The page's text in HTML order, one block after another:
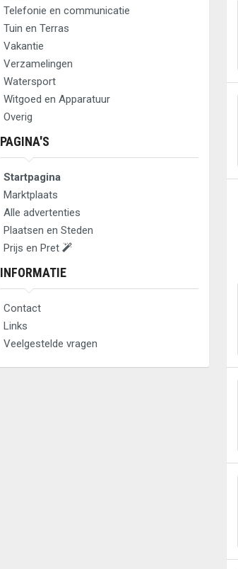
Telefonie en communicatie
Tuin en Terras
Vakantie
Verzamelingen
Watersport
Witgoed en Apparatuur
Overig
PAGINA'S
Startpagina
Marktplaats
Alle advertenties
Plaatsen en Steden
Prijs en Pret
INFORMATIE
Contact
Links
Veelgestelde vragen